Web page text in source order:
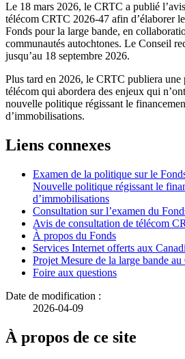
Le 18 mars 2026, le CRTC a publié
télécom CRTC 2026-47 afin d’élaborer
Fonds pour la large bande, en
communautés autochtones. Le Conseil
jusqu’au 18 septembre 2026.
Plus tard en 2026, le CRTC publiera une
télécom qui abordera des enjeux qui
nouvelle politique régissant le
d’immobilisations.
Liens connexes
Examen de la politique sur le
Nouvelle politique régissant le
d’immobilisations
Consultation sur l’examen du
Avis de consultation de télécom
À propos du Fonds
Services Internet offerts aux
Projet Mesure de la large bande au
Foire aux questions
Date de modification :
2026-04-09
À propos de ce site